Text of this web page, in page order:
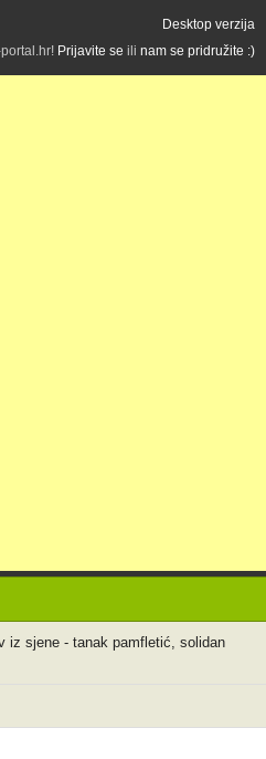
Desktop verzija
Prijavite se ili nam se pridružite :)
iz sjene - tanak pamfletić, solidan